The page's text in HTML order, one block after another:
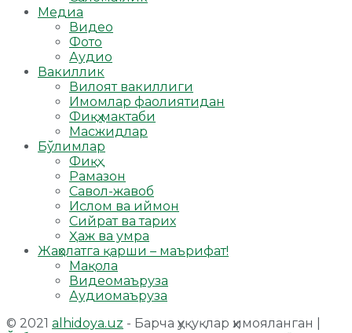
Медиа
Видео
Фото
Аудио
Вакиллик
Вилоят вакиллиги
Имомлар фаолиятидан
Фиқҳ мактаби
Масжидлар
Бўлимлар
Фиқҳ
Рамазон
Савол-жавоб
Ислом ва иймон
Сийрат ва тарих
Ҳаж ва умра
Жаҳолатга қарши – маърифат!
Мақола
Видеомаъруза
Аудиомаъруза
© 2021 alhidoya.uz - Барча ҳуқуқлар ҳимояланган |